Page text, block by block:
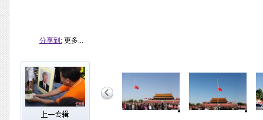
分享到: 更多...